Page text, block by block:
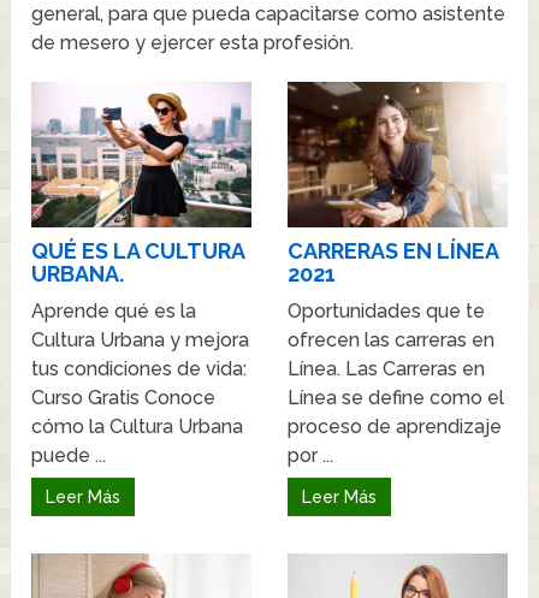
general, para que pueda capacitarse como asistente
de mesero y ejercer esta profesión.
QUÉ ES LA CULTURA
URBANA.
Aprende qué es la
Cultura Urbana y mejora
tus condiciones de vida:
Curso Gratis Conoce
cómo la Cultura Urbana
puede ...
Leer Más
CARRERAS EN LÍNEA
2021
Oportunidades que te
ofrecen las carreras en
Línea. Las Carreras en
Línea se define como el
proceso de aprendizaje
por ...
Leer Más